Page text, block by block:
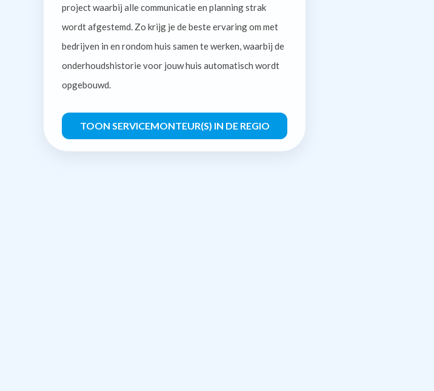
project waarbij alle communicatie en planning strak
wordt afgestemd. Zo krijg je de beste ervaring om met
bedrijven in en rondom huis samen te werken, waarbij de
onderhoudshistorie voor jouw huis automatisch wordt
opgebouwd.
TOON SERVICEMONTEUR(S) IN DE REGIO